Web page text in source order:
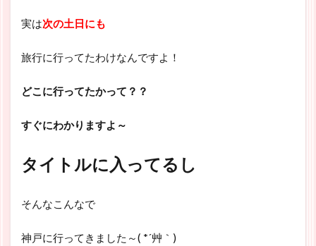
実は次の土日にも
旅行に行ってたわけなんですよ！
どこに行ってたかって？？
すぐにわかりますよ～
タイトルに入ってるし
そんなこんなで
神戸に行ってきました～( *´艸｀)